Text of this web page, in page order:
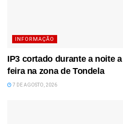
INFORMAÇÃO
IP3 cortado durante a noite
feira na zona de Tondela
7 DE AGOSTO, 2026